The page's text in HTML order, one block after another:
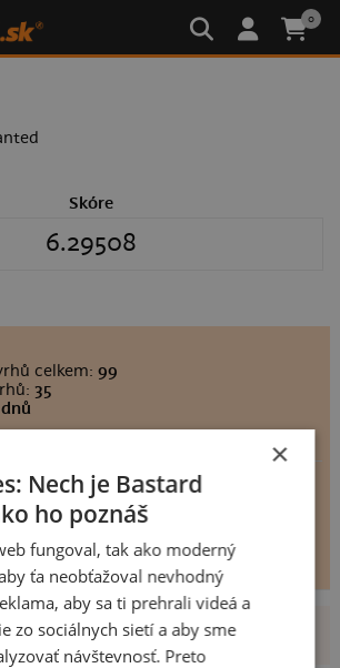
0
Skóre
6.29508
celkem:99
35
24.5.2007
OD
×
Nech je Bastard
ho poznáš
fungoval, tak ako moderný
ťa neobťažoval nevhodný
aby sa ti prehrali videá a
zo sociálnych sietí a aby sme
návštevnosť. Preto